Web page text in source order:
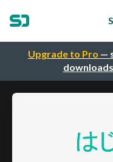
Upgrade to Pro —